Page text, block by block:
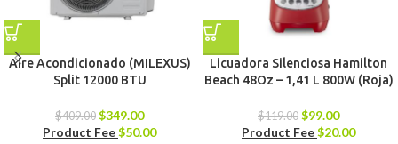
Aire Acondicionado (MILEXUS)
Split 12000 BTU
$409.00 $349.00
Product Fee$50.00
Licuadora Silenciosa Hamilton
Beach 48Oz – 1,41 L 800W (Roja)
$119.00 $99.00
Product Fee$20.00